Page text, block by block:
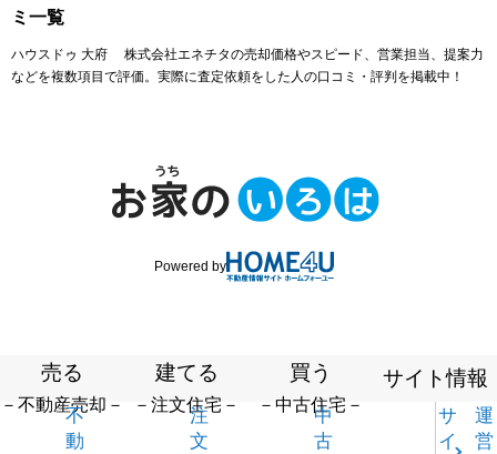
ミ一覧
ハウスドゥ 大府 株式会社エネチタの売却価格やスピード、営業担当、提案力
などを複数項目で評価。実際に査定依頼をした人の口コミ・評判を掲載中！
Powered by
売る
－不動産売却－
不
動
建てる
－注文住宅－
注
文
買う
－中古住宅－
中
古
サイト情報
サ
イ
運
営